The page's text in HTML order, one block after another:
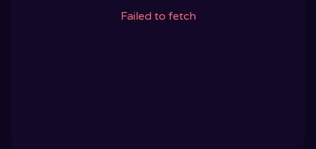
Failed to fetch